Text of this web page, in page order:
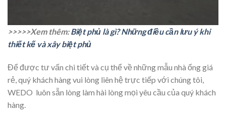
>>>>>Xem thêm:Biệt phủ là gì? Những điều cần lưu ý khi
thiết kế và xây biệt phủ
Để được tư vấn chi tiết và cụ thể về những mẫu nhà ống giá
rẻ, quý khách hàng vui lòng liên hệ trực tiếp với chúng tôi,
WEDO luôn sẵn lòng làm hài lòng mọi yêu cầu của quý khách
hàng.